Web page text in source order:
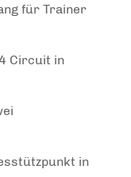
für Trainer
Circuit in
in